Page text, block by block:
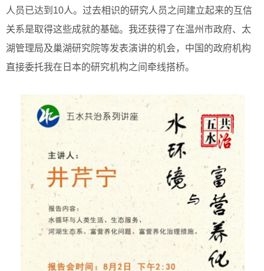
人员已达到10人。过去相识的研究人员之间建立起来的互信
关系是取得这些成就的基础。我还获得了在温州市政府、太
湖管理局及巢湖研究院等发表演讲的机会，中国的政府机构
直接委托我在日本的研究机构之间牵线搭桥。